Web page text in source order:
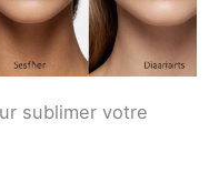
sublimer votre